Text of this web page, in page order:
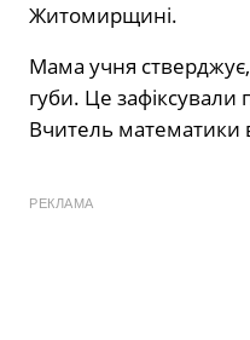
Житомирщині.
Мама учня
губи. Це зафіксували
Вчитель математики
РЕКЛАМА